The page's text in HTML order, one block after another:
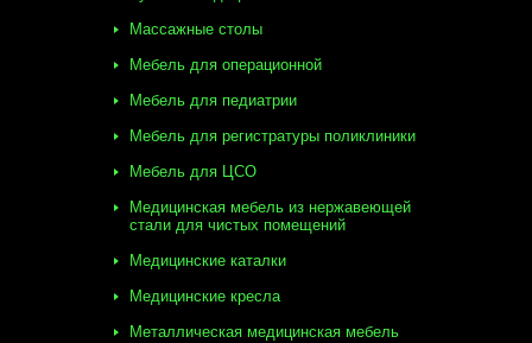
Массажные столы
Мебель для операционной
Мебель для педиатрии
Мебель для регистратуры поликлиники
Мебель для ЦСО
Медицинская мебель из нержавеющей
стали для чистых помещений
Медицинские каталки
Медицинские кресла
Металлическая медицинская мебель